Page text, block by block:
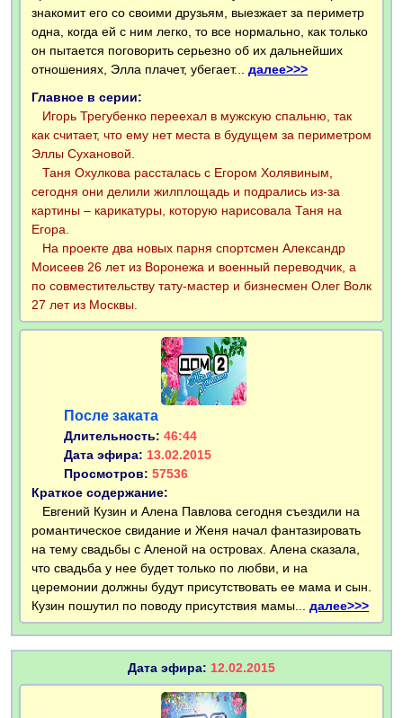
знакомит его со своими друзьям, выезжает за периметр
одна, когда ей с ним легко, то все нормально, как только
он пытается поговорить серьезно об их дальнейших
отношениях, Элла плачет, убегает... далее>>>
Главное в серии:
Игорь Трегубенко переехал в мужскую спальню, так
как считает, что ему нет места в будущем за периметром
Эллы Сухановой.
Таня Охулкова рассталась с Егором Холявиным,
сегодня они делили жилплощадь и подрались из-за
картины – карикатуры, которую нарисовала Таня на
Егора.
На проекте два новых парня спортсмен Александр
Моисеев 26 лет из Воронежа и военный переводчик, а
по совместительству тату-мастер и бизнесмен Олег Волк
27 лет из Москвы.
После заката
Длительность: 46:44
Дата эфира: 13.02.2015
Просмотров: 57536
Краткое содержание:
Евгений Кузин и Алена Павлова сегодня съездили на
романтическое свидание и Женя начал фантазировать
на тему свадьбы с Аленой на островах. Алена сказала,
что свадьба у нее будет только по любви, и на
церемонии должны будут присутствовать ее мама и сын.
Кузин пошутил по поводу присутствия мамы... далее>>>
Дата эфира: 12.02.2015